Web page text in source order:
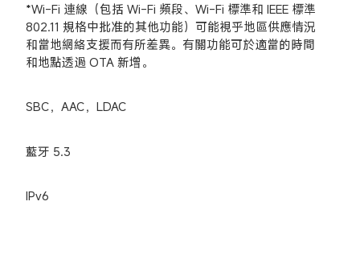
*Wi-Fi 連線（包括 Wi-Fi 頻段、Wi-Fi 標準和 IEEE 標準
802.11 規格中批准的其他功能）可能視乎地區供應情況
和當地網絡支援而有所差異。有關功能可於適當的時間
和地點透過 OTA 新增。
SBC，AAC，LDAC
藍牙 5.3
IPv6